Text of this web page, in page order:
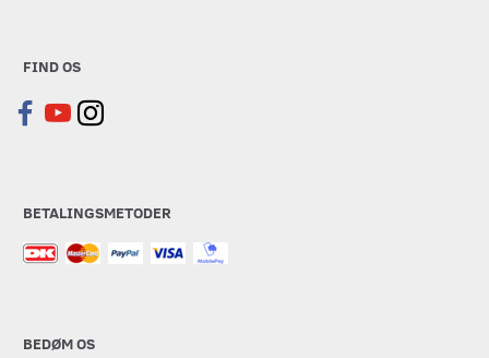
FIND OS
BETALINGSMETODER
BEDØM OS